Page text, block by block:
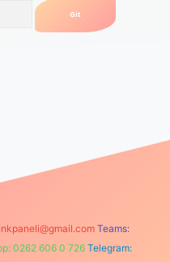
Teams:
0262 606 0 726 Telegram: